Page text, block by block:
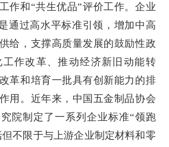
作和“共生优品”评价工作。企业
通过高水平标准引领，增加中高
给，支撑高质量发展的鼓励性政
作改革、推动经济新旧动能转
革和培育一批具有创新能力的排
用。近年来，中国五金制品协会
院制定了一系列企业标准“领跑
不限于与上游企业制定材料和零